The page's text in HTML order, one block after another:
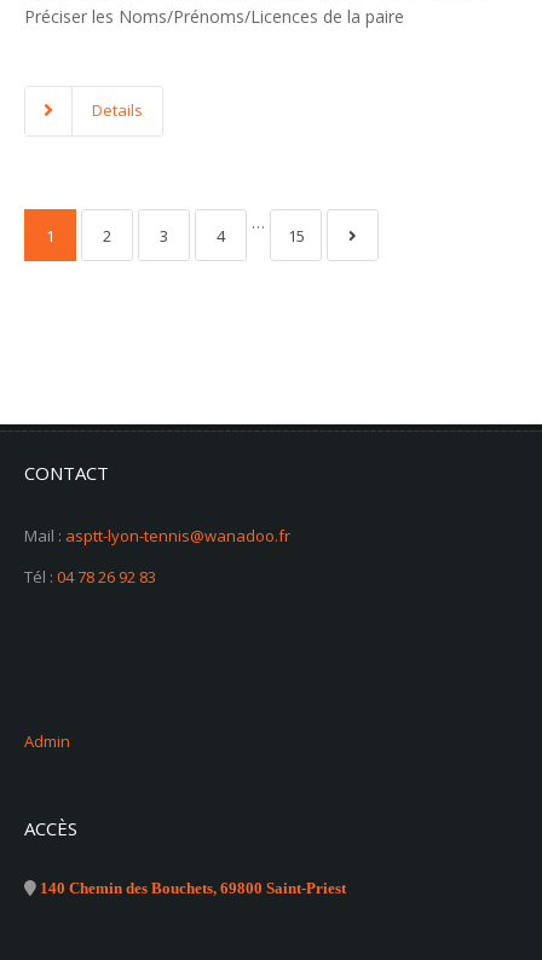
Préciser les Noms/Prénoms/Licences de la paire
Details
1 2 3 4
…
15
CONTACT
Mail : asptt-lyon-tennis@wanadoo.fr
Tél : 04 78 26 92 83
Admin
ACCÈS
140 Chemin des Bouchets, 69800 Saint-Priest